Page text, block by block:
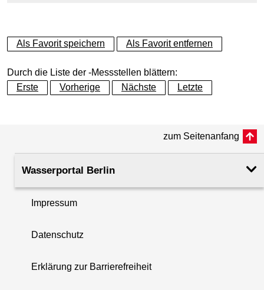
+
−
Als Favorit speichern Als Favorit entfernen
Durch die Liste der -Messstellen blättern:
Erste
Vorherige Nächste Letzte
zum Seitenanfang
Wasserportal Berlin
Impressum
Datenschutz
Erklärung zur Barrierefreiheit